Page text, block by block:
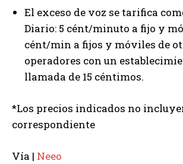
El exceso de voz se tarifica
Diario: 5 cént/minuto a fijo y
cént/min a fijos y móviles de
operadores con un
llamada de 15 céntimos.
*Los precios indicados no
correspondiente
Vía | Neeo